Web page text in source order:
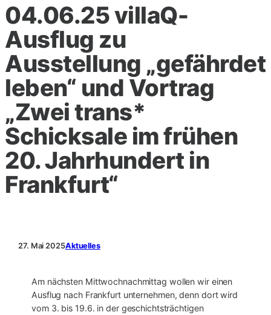
04.06.25 villaQ-
Ausflug zu
Ausstellung „gefährdet
leben“ und Vortrag
„Zwei trans*
Schicksale im frühen
20. Jahrhundert in
Frankfurt“
27. Mai 2025Aktuelles
Am nächsten Mittwochnachmittag wollen wir einen
Ausflug nach Frankfurt unternehmen, denn dort wird
vom 3. bis 19.6. in der geschichtsträchtigen